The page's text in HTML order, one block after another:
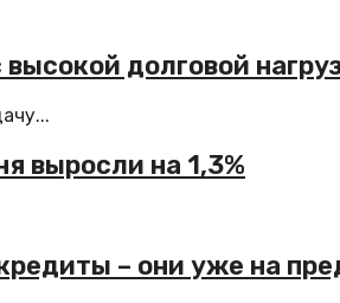
долговой
выросли на 1,3%
– они уже на